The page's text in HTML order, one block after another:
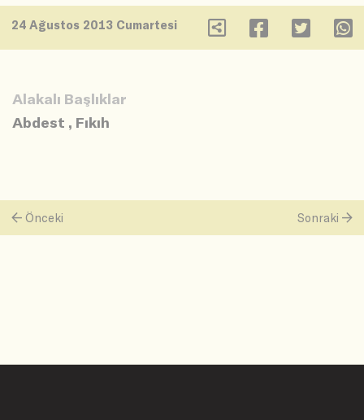
24 Ağustos 2013 Cumartesi
Alakalı Başlıklar
Abdest , Fıkıh
Önceki Sonraki